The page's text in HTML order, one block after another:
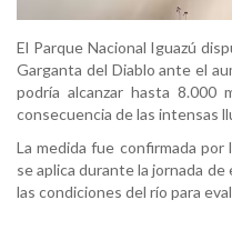
El Parque Nacional Iguazú
Garganta del Diablo ante el
podría alcanzar hasta 8.000
consecuencia de las intensas
La medida fue confirmada
se aplica durante la jornada
las condiciones del río para